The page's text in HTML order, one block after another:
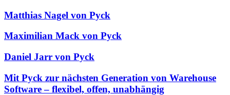
Matthias Nagel von Pyck
Maximilian Mack von Pyck
Daniel Jarr von Pyck
Mit Pyck zur nächsten Generation von Warehouse
Software – flexibel, offen, unabhängig